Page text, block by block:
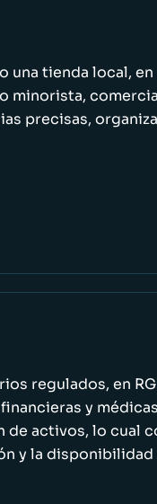
una tienda local,
minorista,
precisas,
regulados, en
y
activos, lo cual
y la disponibilidad